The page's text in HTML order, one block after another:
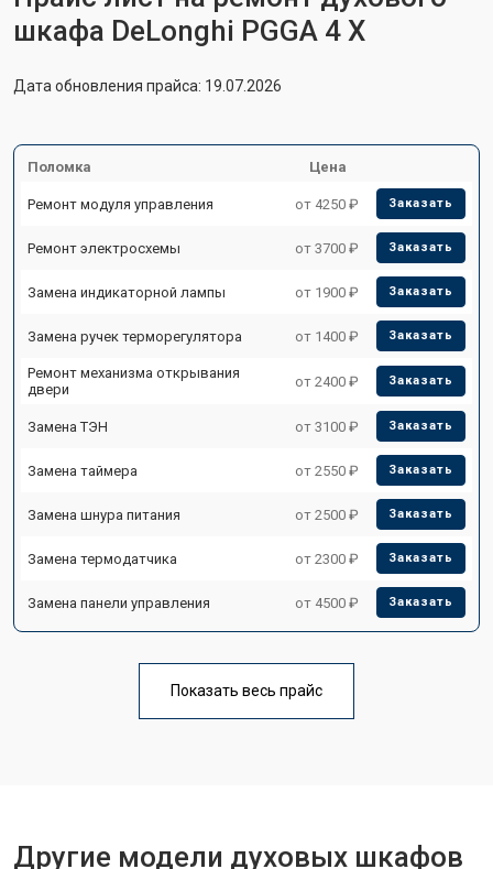
шкафа DeLonghi PGGA 4 X
Дата обновления прайса: 19.07.2026
Поломка Цена
Ремонт модуля управления от 4250 ₽ Заказать
Ремонт электросхемы от 3700 ₽ Заказать
Замена индикаторной лампы от 1900 ₽ Заказать
Замена ручек терморегулятора от 1400 ₽ Заказать
Ремонт механизма открывания
двери
от 2400 ₽ Заказать
Замена ТЭН от 3100 ₽ Заказать
Замена таймера от 2550 ₽ Заказать
Замена шнура питания от 2500 ₽ Заказать
Замена термодатчика от 2300 ₽ Заказать
Замена панели управления от 4500 ₽ Заказать
Показать весь прайс
Другие модели духовых шкафов